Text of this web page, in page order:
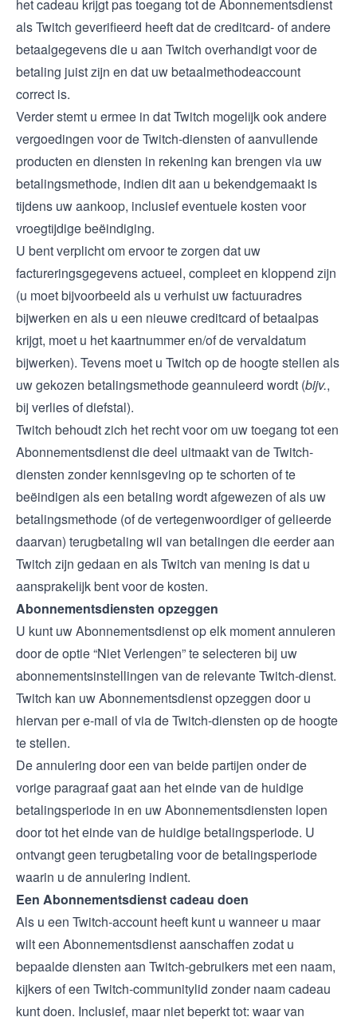
het cadeau krijgt pas toegang tot de Abonnementsdienst
als Twitch geverifieerd heeft dat de creditcard- of andere
betaalgegevens die u aan Twitch overhandigt voor de
betaling juist zijn en dat uw betaalmethodeaccount
correct is.
Verder stemt u ermee in dat Twitch mogelijk ook andere
vergoedingen voor de Twitch-diensten of aanvullende
producten en diensten in rekening kan brengen via uw
betalingsmethode, indien dit aan u bekendgemaakt is
tijdens uw aankoop, inclusief eventuele kosten voor
vroegtijdige beëindiging.
U bent verplicht om ervoor te zorgen dat uw
factureringsgegevens actueel, compleet en kloppend zijn
(u moet bijvoorbeeld als u verhuist uw factuuradres
bijwerken en als u een nieuwe creditcard of betaalpas
krijgt, moet u het kaartnummer en/of de vervaldatum
bijwerken). Tevens moet u Twitch op de hoogte stellen als
uw gekozen betalingsmethode geannuleerd wordt (bijv.,
bij verlies of diefstal).
Twitch behoudt zich het recht voor om uw toegang tot een
Abonnementsdienst die deel uitmaakt van de Twitch-
diensten zonder kennisgeving op te schorten of te
beëindigen als een betaling wordt afgewezen of als uw
betalingsmethode (of de vertegenwoordiger of gelieerde
daarvan) terugbetaling wil van betalingen die eerder aan
Twitch zijn gedaan en als Twitch van mening is dat u
aansprakelijk bent voor de kosten.
Abonnementsdiensten opzeggen
U kunt uw Abonnementsdienst op elk moment annuleren
door de optie “Niet Verlengen” te selecteren bij uw
abonnementsinstellingen van de relevante Twitch-dienst.
Twitch kan uw Abonnementsdienst opzeggen door u
hiervan per e-mail of via de Twitch-diensten op de hoogte
te stellen.
De annulering door een van beide partijen onder de
vorige paragraaf gaat aan het einde van de huidige
betalingsperiode in en uw Abonnementsdiensten lopen
door tot het einde van de huidige betalingsperiode. U
ontvangt geen terugbetaling voor de betalingsperiode
waarin u de annulering indient.
Een Abonnementsdienst cadeau doen
Als u een Twitch-account heeft kunt u wanneer u maar
wilt een Abonnementsdienst aanschaffen zodat u
bepaalde diensten aan Twitch-gebruikers met een naam,
kijkers of een Twitch-communitylid zonder naam cadeau
kunt doen. Inclusief, maar niet beperkt tot: waar van